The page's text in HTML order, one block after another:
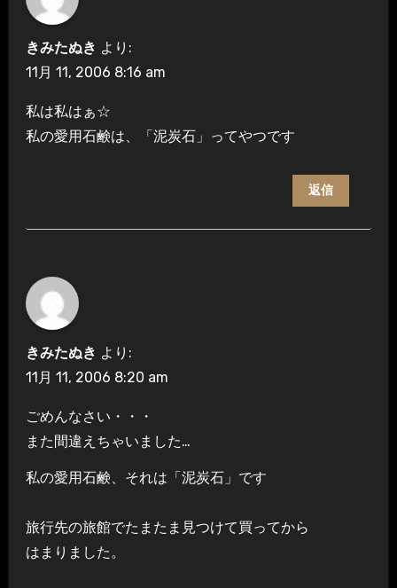
きみたぬき より:
11月 11, 2006 8:16 am
私は私はぁ☆
私の愛用石鹸は、「泥炭石」ってやつです
返信
きみたぬき より:
11月 11, 2006 8:20 am
ごめんなさい・・・
また間違えちゃいました…
私の愛用石鹸、それは「泥炭石」です
旅行先の旅館でたまたま見つけて買ってから
はまりました。